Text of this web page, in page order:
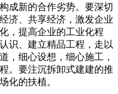
成新的合作劣势。要深切
济、共享经济，激发企业
，提高企业的工业化程
识、建立精品工程，走以
，细心设想，细心施工，
。要注沉拆卸式建建的推
化的扶植。